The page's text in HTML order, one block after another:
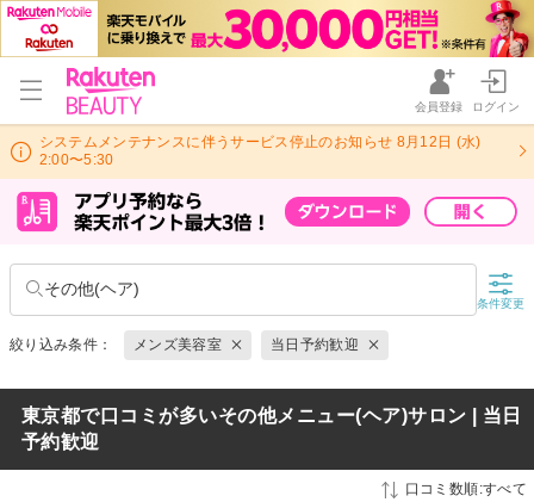
会員登録 ログイン
システムメンテナンスに伴うサービス停止のお知らせ 8月12日 (水)
2:00〜5:30
その他(ヘア)
条件変更
絞り込み条件： メンズ美容室 当日予約歓迎
東京都で口コミが多いその他メニュー(ヘア)サロン | 当日
予約歓迎
口コミ数順:すべて